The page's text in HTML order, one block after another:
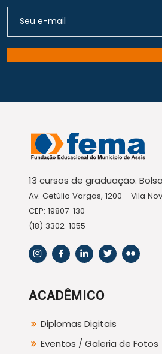
13 cursos de graduação.
Av. Getúlio Vargas, 1200 - Vila
CEP: 19807-130
(18) 3302-1055
ACADÊMICO
Diplomas Digitais
Eventos / Galeria de Fotos